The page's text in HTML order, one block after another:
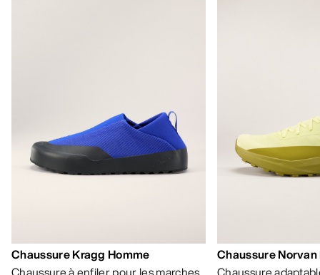
Chaussure Kragg Homme
Chaussure